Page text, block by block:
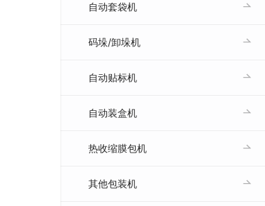
自动套袋机
码垛/卸垛机
自动贴标机
自动装盒机
热收缩膜包机
其他包装机